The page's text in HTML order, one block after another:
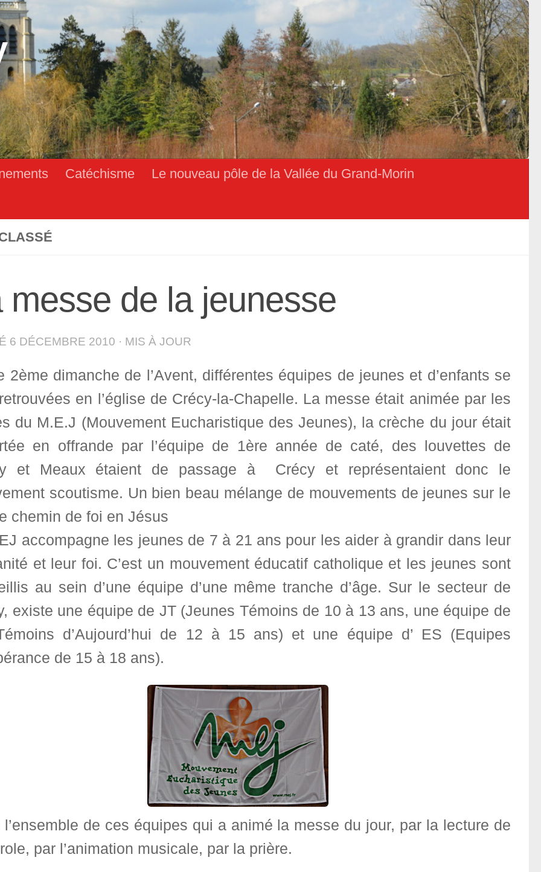
Catéchisme
Le nouveau pôle de la Vallée du Grand-Morin
messe de la jeunesse
6 DÉCEMBRE 2010 · MIS À JOUR
2ème dimanche de l’Avent, différentes équipes de jeunes et d’enfants se
en l’église de Crécy-la-Chapelle. La messe était animée par les
du M.E.J (Mouvement Eucharistique des Jeunes), la crèche du jour était
en offrande par l’équipe de 1ère année de caté, des louvettes de
et Meaux étaient de passage à Crécy et représentaient donc le
scoutisme. Un bien beau mélange de mouvements de jeunes sur le
chemin de foi en Jésus
accompagne les jeunes de 7 à 21 ans pour les aider à grandir dans leur
et leur foi. C’est un mouvement éducatif catholique et les jeunes sont
au sein d’une équipe d’une même tranche d’âge. Sur le secteur de
existe une équipe de JT (Jeunes Témoins de 10 à 13 ans, une équipe de
d’Aujourd’hui de 12 à 15 ans) et une équipe d’ ES (Equipes
de 15 à 18 ans).
l’ensemble de ces équipes qui a animé la messe du jour, par la lecture de
par l’animation musicale, par la prière.